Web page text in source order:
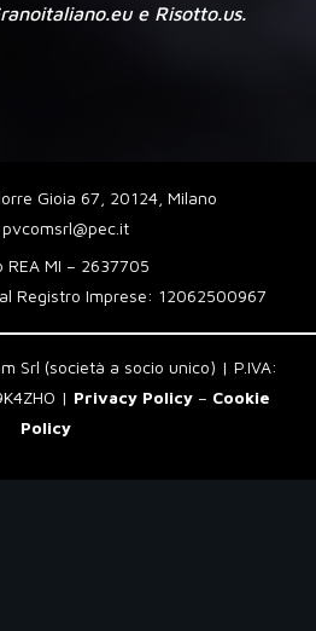
e Risotto.us.
Gioia 67, 20124, Milano
REA MI – 2637705
Registro Imprese: 12062500967
Srl (società a socio unico) | P.IVA:
| Privacy Policy – Cookie
Policy